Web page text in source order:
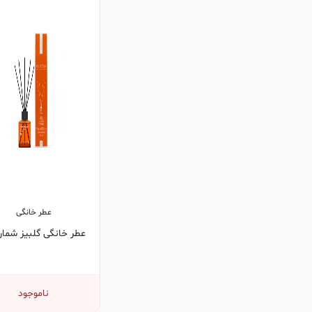
عطر خانگی
عطر خانگی گلبیز شماره
ناموجود